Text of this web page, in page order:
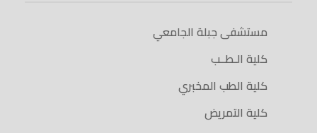
مستشفى جبلة الجامعي
كلية الـطــب
كلية الطب المخبري
كلية التمريض